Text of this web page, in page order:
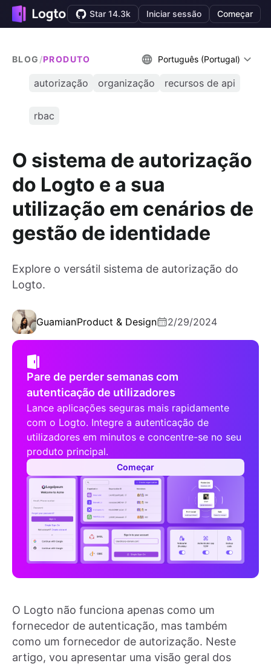
Star 14.3k Iniciar sessão Começar
BLOG /PRODUTO Português (Portugal)
autorização organização recursos de api
rbac
O sistema de autorização
do Logto e a sua
utilização em cenários de
gestão de identidade
Explore o versátil sistema de autorização do
Logto.
GuamianProduct & Design 2/29/2024
Pare de perder semanas com
autenticação de utilizadores
Lance aplicações seguras mais rapidamente
com o Logto. Integre a autenticação de
utilizadores em minutos e concentre-se no seu
produto principal.
Começar
O Logto não funciona apenas como um
fornecedor de autenticação, mas também
como um fornecedor de autorização. Neste
artigo, vou apresentar uma visão geral dos